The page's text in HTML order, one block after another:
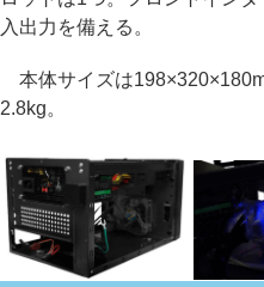
入出力を備える。
本体サイズは
2.8kg。